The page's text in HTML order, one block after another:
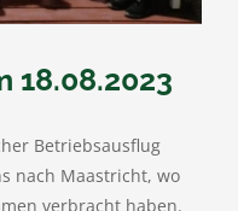
18.08.2023
Betriebsausflug
nach Maastricht, wo
verbracht haben.